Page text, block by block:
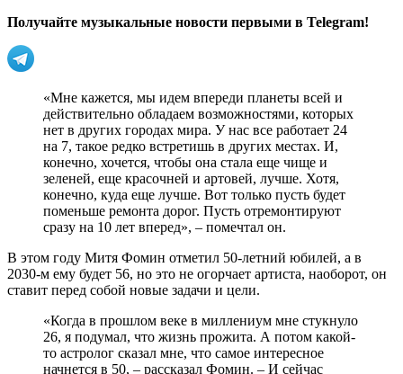
Получайте музыкальные новости первыми в Telegram!
«Мне кажется, мы идем впереди планеты всей и
действительно обладаем возможностями, которых
нет в других городах мира. У нас все работает 24
на 7, такое редко встретишь в других местах. И,
конечно, хочется, чтобы она стала еще чище и
зеленей, еще красочней и артовей, лучше. Хотя,
конечно, куда еще лучше. Вот только пусть будет
поменьше ремонта дорог. Пусть отремонтируют
сразу на 10 лет вперед», – помечтал он.
В этом году Митя Фомин отметил 50-летний юбилей, а в
2030-м ему будет 56, но это не огорчает артиста, наоборот, он
ставит перед собой новые задачи и цели.
«Когда в прошлом веке в миллениум мне стукнуло
26, я подумал, что жизнь прожита. А потом какой-
то астролог сказал мне, что самое интересное
начнется в 50, – рассказал Фомин. – И сейчас